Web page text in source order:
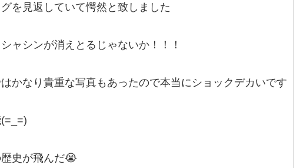
を見返していて愕然と致しました
ャシンが消えとるじゃないか！！！
かなり貴重な写真もあったので本当にショックデカいです
史が飛んだ😭